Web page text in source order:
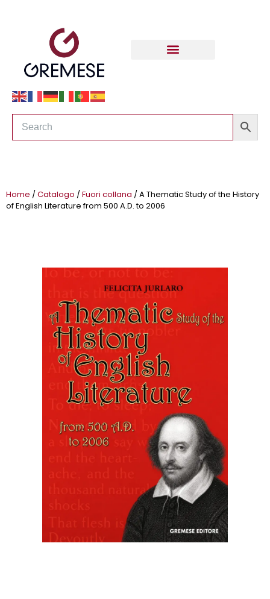
Home /Catalogo /Fuori collana / A Thematic Study of the History
of English Literature from 500 A.D. to 2006